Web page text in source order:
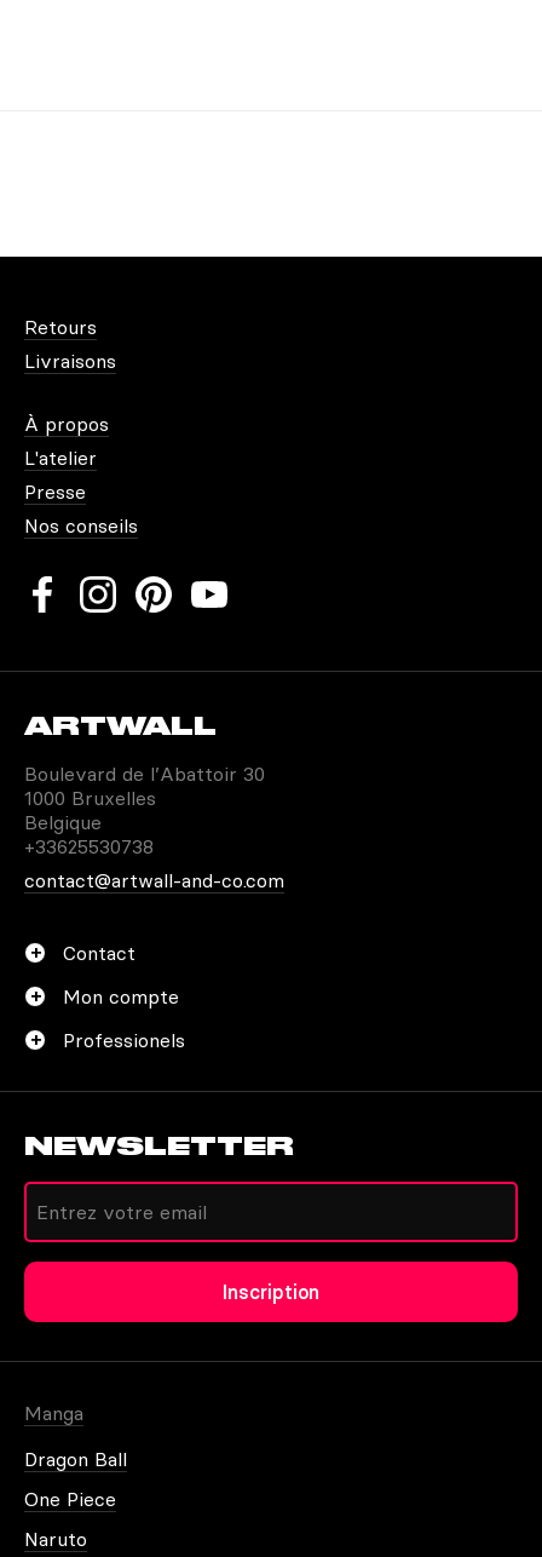
Retours
Livraisons
À propos
L'atelier
Presse
Nos conseils
ARTWALL
Boulevard de l’Abattoir 30
1000 Bruxelles
Belgique
+33625530738
contact@artwall-and-co.com
Contact
Autres moyens de contact
Mon compte
Créer un compte
Professionels
NEWSLETTER
Inscription
Manga
Dragon Ball
One Piece
Naruto